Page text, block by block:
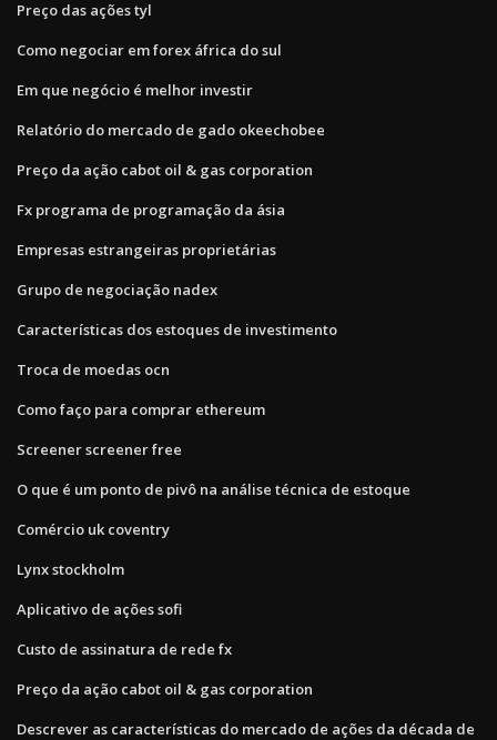
Preço das ações tyl
Como negociar em forex áfrica do sul
Em que negócio é melhor investir
Relatório do mercado de gado okeechobee
Preço da ação cabot oil & gas corporation
Fx programa de programação da ásia
Empresas estrangeiras proprietárias
Grupo de negociação nadex
Características dos estoques de investimento
Troca de moedas ocn
Como faço para comprar ethereum
Screener screener free
O que é um ponto de pivô na análise técnica de estoque
Comércio uk coventry
Lynx stockholm
Aplicativo de ações sofi
Custo de assinatura de rede fx
Preço da ação cabot oil & gas corporation
Descrever as características do mercado de ações da década de